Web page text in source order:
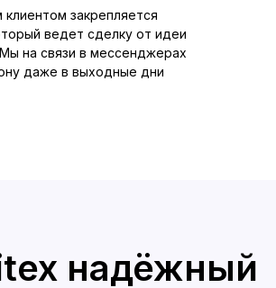
закрепляется
ведет сделку от идеи
на связи в мессенджерах
даже в выходные дни
надёжный